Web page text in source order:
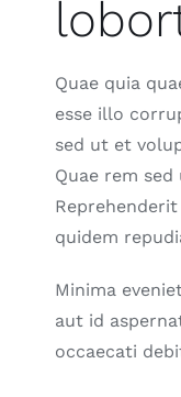
Quae quia
esse illo
sed ut et
Quae rem
quidem
Minima
aut id
occaecati